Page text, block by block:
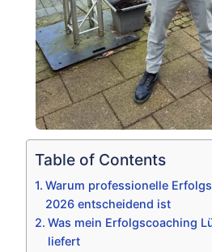
Table of Contents
Warum professionelle
2026 entscheidend ist
Was mein Erfolgscoaching
liefert